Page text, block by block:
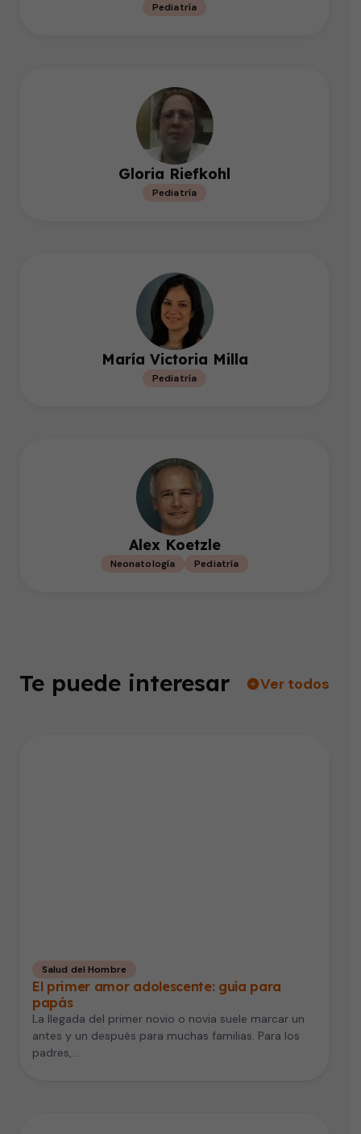
Pediatría
Gloria Riefkohl
Pediatría
María Victoria Milla
Pediatría
Alex Koetzle
Neonatología Pediatría
Te puede interesar Ver todos
Salud del Hombre
El primer amor adolescente: guía para
papás
La llegada del primer novio o novia suele marcar un
antes y un después para muchas familias. Para los
padres,…